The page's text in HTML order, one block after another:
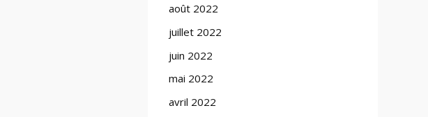
août 2022
juillet 2022
juin 2022
mai 2022
avril 2022